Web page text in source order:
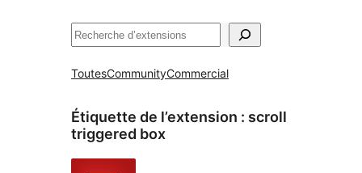
Rechercher
ToutesCommunityCommercial
Étiquette de l’extension : scroll
triggered box